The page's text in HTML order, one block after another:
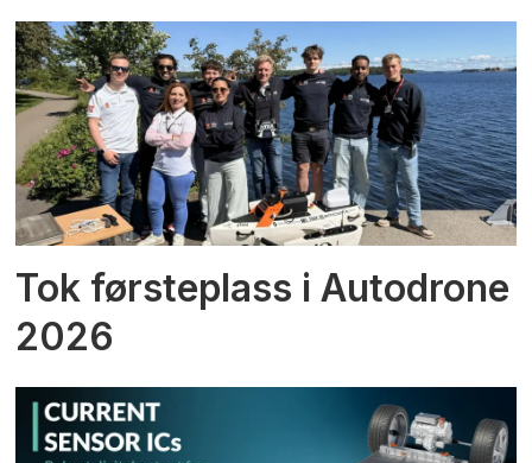
Tok førsteplass i Autodrone
2026